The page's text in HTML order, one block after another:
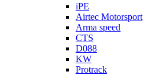
iPE
Airtec Motorsport
Arma speed
CTS
D088
KW
Protrack